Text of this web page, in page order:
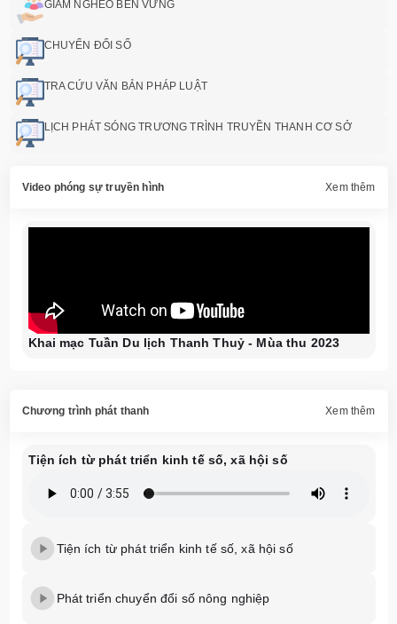
GIẢM NGHÈO BỀN VỮNG
CHUYỂN ĐỔI SỐ
TRA CỨU VĂN BẢN PHÁP LUẬT
LỊCH PHÁT SÓNG TRƯƠNG TRÌNH TRUYỀN THANH CƠ SỞ
Video phóng sự truyền hình Xem thêm
Khai mạc Tuần Du lịch Thanh Thuỷ - Mùa thu 2023
Chương trình phát thanh Xem thêm
Tiện ích từ phát triển kinh tế số, xã hội số
Tiện ích từ phát triển kinh tế số, xã hội số
Phát triển chuyển đổi số nông nghiệp